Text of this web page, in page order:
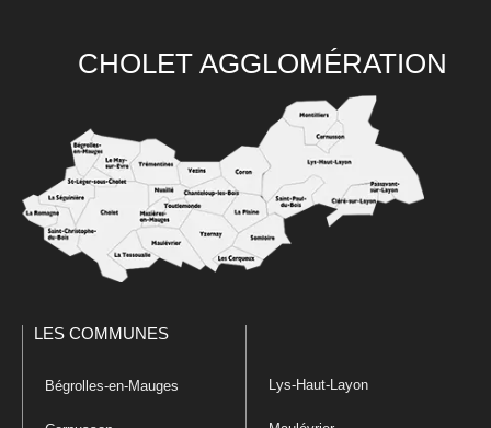
CHOLET AGGLOMÉRATION
LES COMMUNES
Bégrolles-en-Mauges Lys-Haut-Layon